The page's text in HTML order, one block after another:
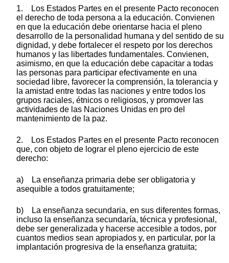
1. Los Estados Partes en el presente Pacto reconocen
el derecho de toda persona a la educación. Convienen
en que la educación debe orientarse hacia el pleno
desarrollo de la personalidad humana y del sentido de su
dignidad, y debe fortalecer el respeto por los derechos
humanos y las libertades fundamentales. Convienen,
asimismo, en que la educación debe capacitar a todas
las personas para participar efectivamente en una
sociedad libre, favorecer la comprensión, la tolerancia y
la amistad entre todas las naciones y entre todos los
grupos raciales, étnicos o religiosos, y promover las
actividades de las Naciones Unidas en pro del
mantenimiento de la paz.
2. Los Estados Partes en el presente Pacto reconocen
que, con objeto de lograr el pleno ejercicio de este
derecho:
a) La enseñanza primaria debe ser obligatoria y
asequible a todos gratuitamente;
b) La enseñanza secundaria, en sus diferentes formas,
incluso la enseñanza secundaría, técnica y profesional,
debe ser generalizada y hacerse accesible a todos, por
cuantos medios sean apropiados y, en particular, por la
implantación progresiva de la enseñanza gratuita;